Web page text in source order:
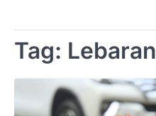
Tag: Lebaran